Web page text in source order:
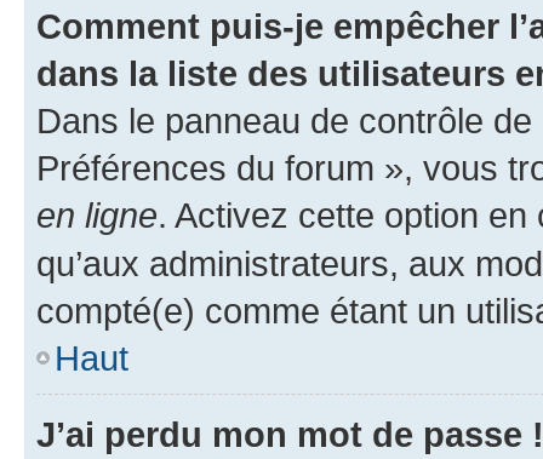
Comment puis-je empêcher
dans la liste des utilisateurs
Dans le panneau de contrôle
Préférences du forum », vous
en ligne. Activez cette option
qu’aux administrateurs, aux
compté(e) comme étant un
Haut
J’ai perdu mon mot de passe !